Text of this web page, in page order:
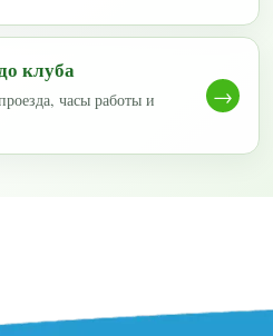
клуба
часы работы и
→